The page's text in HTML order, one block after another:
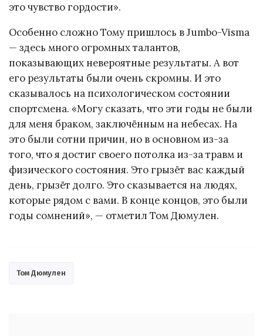
это чувство гордости».
Особенно сложно Тому пришлось в Jumbo-Visma
— здесь много огромных талантов,
показывающих невероятные результаты. А вот
его результаты были очень скромны. И это
сказывалось на психологическом состоянии
спортсмена. «Могу сказать, что эти годы не были
для меня браком, заключённым на небесах. На
это были сотни причин, но в основном из-за
того, что я достиг своего потолка из-за травм и
физического состояния. Это грызёт вас каждый
день, грызёт долго. Это сказывается на людях,
которые рядом с вами. В конце концов, это были
годы сомнений», — отметил Том Дюмулен.
Том Дюмулен